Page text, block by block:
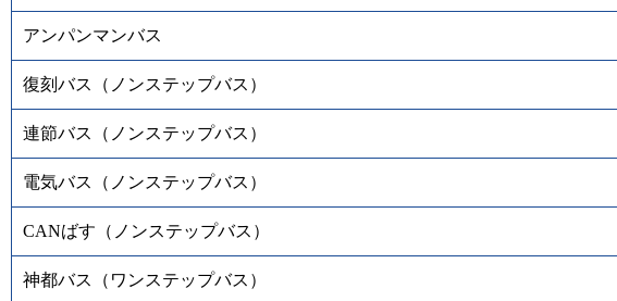
アンパンマンバス
復刻バス（ノンステップバス）
連節バス（ノンステップバス）
電気バス（ノンステップバス）
CANばす（ノンステップバス）
神都バス（ワンステップバス）